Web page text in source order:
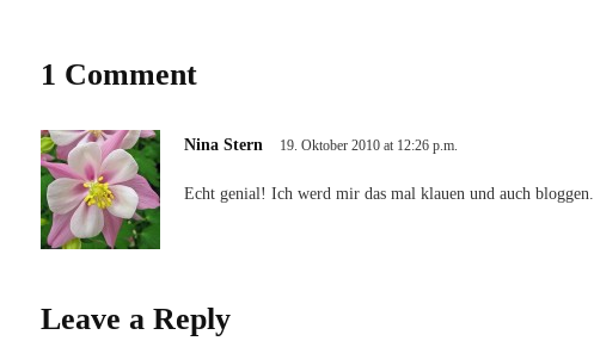
1 Comment
Nina Stern 19. Oktober 2010 at 12:26 p.m.
Echt genial! Ich werd mir das mal klauen und auch bloggen.
Leave a Reply